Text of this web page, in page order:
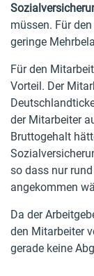
müssen. Für
geringe
Für den
Vorteil. Der
der Mitarbeiter
Bruttogehalt
so dass nur rund
angekommen
Da der
den Mitarbeiter
gerade keine